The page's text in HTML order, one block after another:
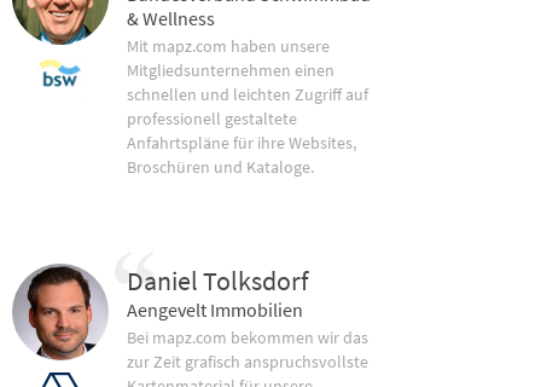
& Wellness
Mit mapz.com haben unsere
Mitgliedsunternehmen einen
schnellen und leichten Zugriff auf
professionell gestaltete
Anfahrtspläne für ihre Websites,
Broschüren und Kataloge.
Daniel Tolksdorf
Aengevelt Immobilien
Bei mapz.com bekommen wir das
zur Zeit grafisch anspruchsvollste